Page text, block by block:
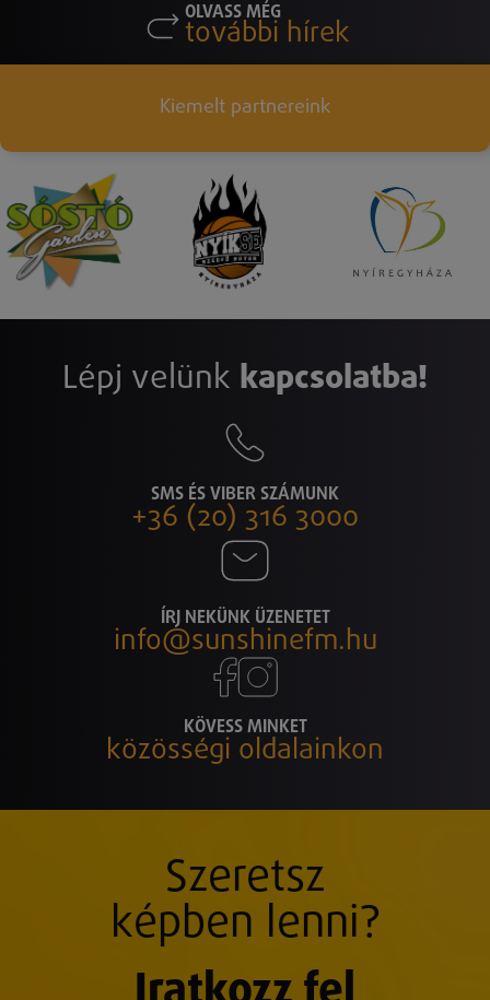
OLVASS MÉG
további hírek
Kiemelt partnereink
Lépj velünk kapcsolatba!
SMS ÉS VIBER SZÁMUNK
+36 (20) 316 3000
ÍRJ NEKÜNK ÜZENETET
info@sunshinefm.hu
KÖVESS MINKET
közösségi oldalainkon
Szeretsz
képben lenni?